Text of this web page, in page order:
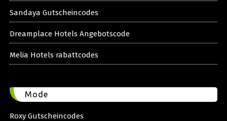
Sandaya Gutscheincodes
Dreamplace Hotels Angebotscode
Melia Hotels rabattcodes
Mode
Roxy Gutscheincodes